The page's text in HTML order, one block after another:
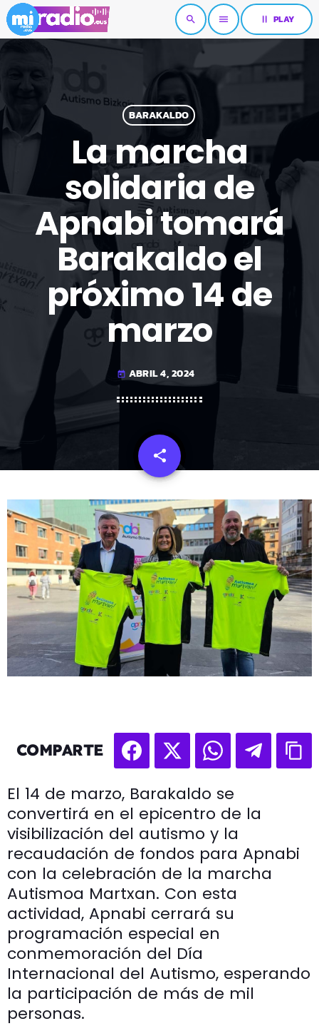
search menu pause PLAY
BARAKALDO
La marcha
solidaria de
Apnabi tomará
Barakaldo el
próximo 14 de
marzo
today ABRIL 4, 2024
share
email
COMPARTE
El 14 de marzo, Barakaldo se
convertirá en el epicentro de la
visibilización del autismo y la
recaudación de fondos para Apnabi
con la celebración de la marcha
Autismoa Martxan. Con esta
actividad, Apnabi cerrará su
programación especial en
conmemoración del Día
Internacional del Autismo, esperando
la participación de más de mil
personas.